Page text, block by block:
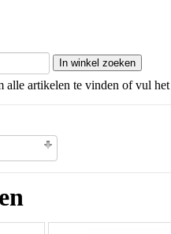
alle artikelen te vinden of vul